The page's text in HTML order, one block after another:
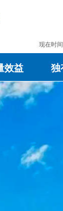
现在时
效益 独